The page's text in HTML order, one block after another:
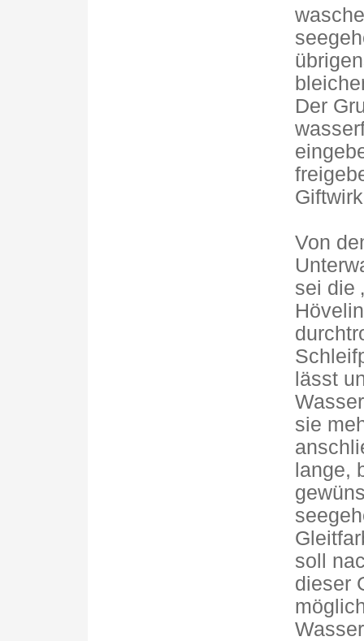
Der
Von
sei die
lässt
sie
lange,
soll
dieser